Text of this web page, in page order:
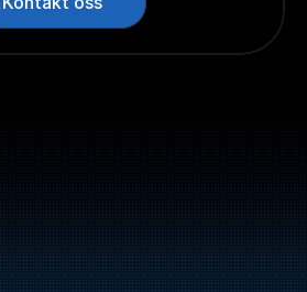
drivstoff og energiprodukter